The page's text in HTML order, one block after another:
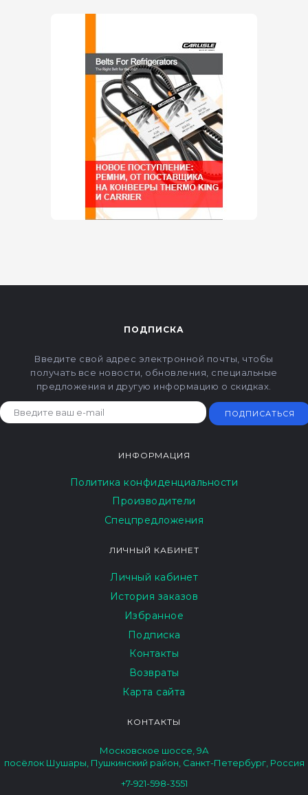
ПОДПИСКА
Введите свой адрес электронной почты, чтобы
получать все новости, обновления, специальные
предложения и другую информацию о скидках.
ПОДПИСАТЬСЯ
ИНФОРМАЦИЯ
Политика конфиденциальности
Производители
Спецпредложения
ЛИЧНЫЙ КАБИНЕТ
Личный кабинет
История заказов
Избранное
Подписка
Контакты
Возвраты
Карта сайта
КОНТАКТЫ
Московское шоссе, 9А
посёлок Шушары, Пушкинский район, Санкт-Петербург, Россия
+7-921-598-3551